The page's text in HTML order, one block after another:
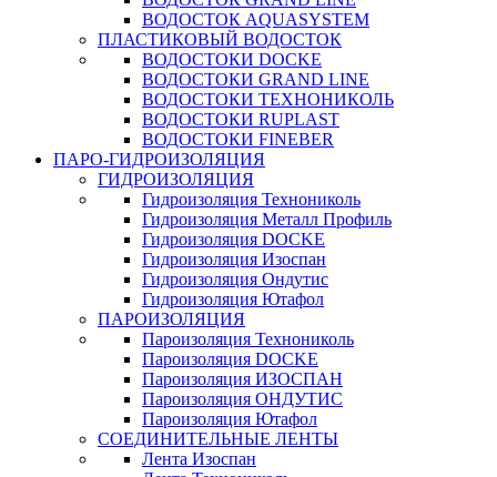
ВОДОСТОК AQUASYSTEM
ПЛАСТИКОВЫЙ ВОДОСТОК
ВОДОСТОКИ DOCKE
ВОДОСТОКИ GRAND LINE
ВОДОСТОКИ ТЕХНОНИКОЛЬ
ВОДОСТОКИ RUPLAST
ВОДОСТОКИ FINEBER
ПАРО-ГИДРОИЗОЛЯЦИЯ
ГИДРОИЗОЛЯЦИЯ
Гидроизоляция Технониколь
Гидроизоляция Металл Профиль
Гидроизоляция DOCKE
Гидроизоляция Изоспан
Гидроизоляция Ондутис
Гидроизоляция Ютафол
ПАРОИЗОЛЯЦИЯ
Пароизоляция Технониколь
Пароизоляция DOCKE
Пароизоляция ИЗОСПАН
Пароизоляция ОНДУТИС
Пароизоляция Ютафол
СОЕДИНИТЕЛЬНЫЕ ЛЕНТЫ
Лента Изоспан